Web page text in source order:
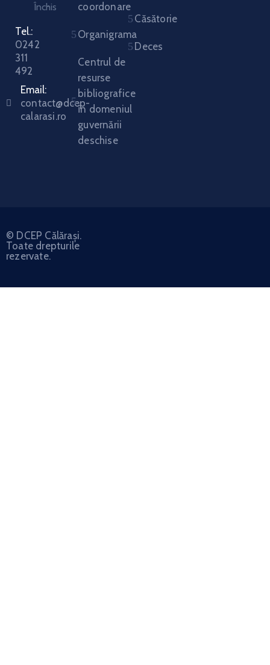
Închis
Tel.:
0242
311
492
Email:
contact@dcep-
calarasi.ro
coordonare
Organigrama
Centrul de
resurse
bibliografice
în domeniul
guvernării
deschise
Căsătorie
Deces
© DCEP Călărași.
Toate drepturile
rezervate.